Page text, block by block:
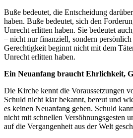
Buße bedeutet, die Entscheidung
haben. Buße bedeutet, sich den
Unrecht erlitten haben. Sie bedeutet
– nicht nur finanziell, sondern
Gerechtigkeit beginnt nicht mit dem
Unrecht erlitten haben.
Ein Neuanfang braucht Ehrlichkeit,
Die Kirche kennt die Voraussetzungen
Schuld nicht klar bekannt, bereut und
es keinen Neuanfang geben. Schuld
nicht mit schnellen Versöhnungsgesten
auf die Vergangenheit aus der Welt